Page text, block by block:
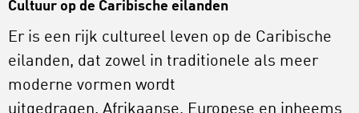
Cultuur op de Caribische eilanden
Er is een rijk cultureel leven op de Caribische
eilanden, dat zowel in traditionele als meer
moderne vormen wordt
uitgedragen. Afrikaanse, Europese en inheems